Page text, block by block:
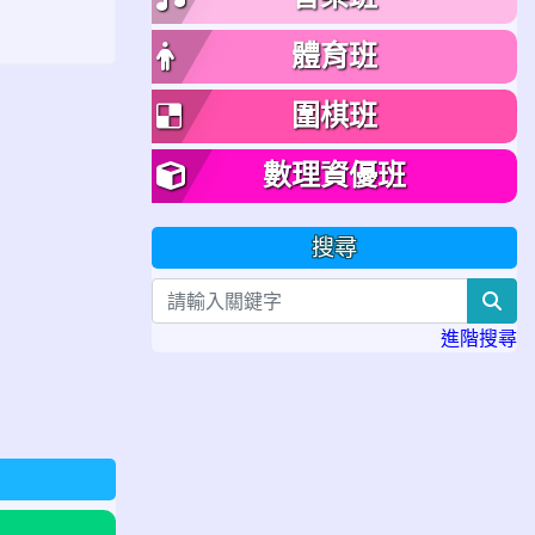
體育班
圍棋班
數理資優班
搜尋
進階搜尋